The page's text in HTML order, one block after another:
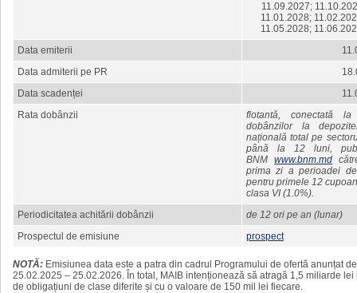
11.09.2027;
11.01.2028;
11.05.2028;
Data emiterii
Data admiterii pe PR
Data scadenței
Rata dobânzii
flotantă, conectată
dobânzilor la
națională total pe
până la 12 luni,
BNM www.bnm.md
prima zi a perioadei
pentru primele 12
clasa VI (1.0%).
Periodicitatea achitării dobânzii
de 12 ori pe an (lunar)
Prospectul de emisiune
prospect
NOTĂ: Emisiunea data este a patra din cadrul Programului de ofertă anunțat
25.02.2025 – 25.02.2026. În total, MAIB intenționează să atragă 1,5 miliarde
de obligațiuni de clase diferite și cu o valoare de 150 mil lei fiecare.